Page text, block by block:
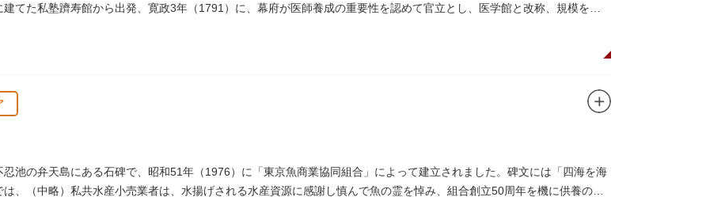
てた私塾躋寿館から出発、寛政3年（1791）に、幕府が医師養成の重要性を認めて官立とし、医学館と改称、規模を拡
忍池の弁天島にある石碑で、昭和51年（1976）に「東京魚商業協同組合」によって建立されました。碑文には「四海を海
、（中略）私共水産小売業者は、水揚げされる水産資源に感謝し慎んで魚の霊を悼み、組合創立50周年を機に供養のた